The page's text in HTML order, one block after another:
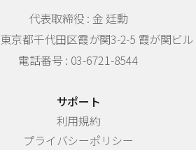
代表取締役 : 金 廷勳
東京都千代田区霞が関3-2-5 霞が関ビル
電話番号 : 03-6721-8544
サポート
利用規約
プライバシーポリシー